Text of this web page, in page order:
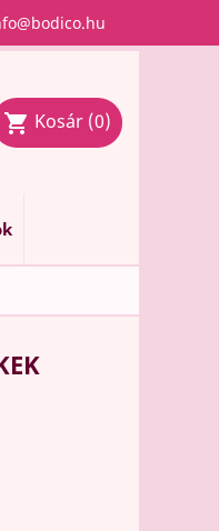
shopping_cart Kosár (0)